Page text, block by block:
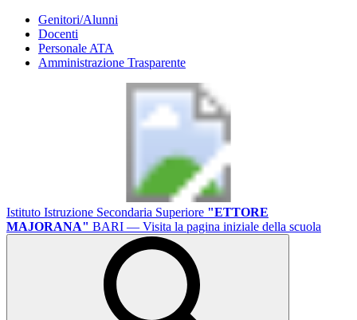
Genitori/Alunni
Docenti
Personale ATA
Amministrazione Trasparente
Istituto Istruzione Secondaria Superiore "ETTORE
MAJORANA" BARI — Visita la pagina iniziale della scuola